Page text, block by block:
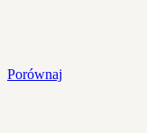
Porównaj